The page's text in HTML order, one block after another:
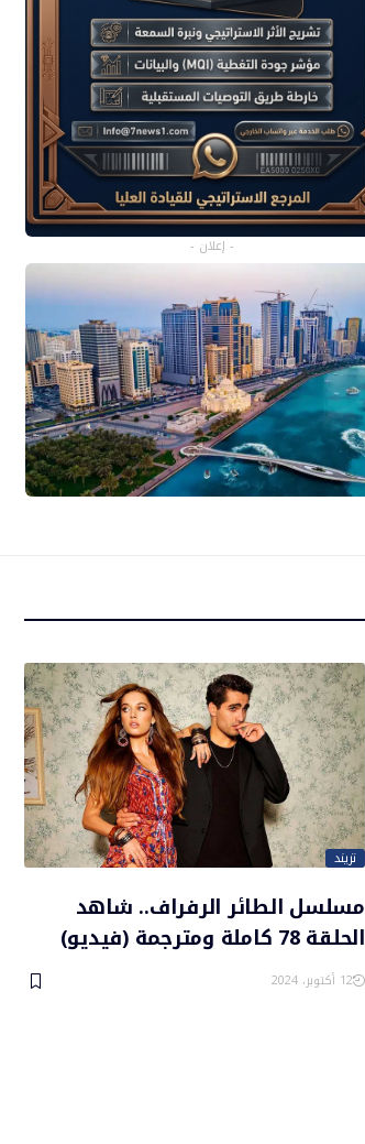
- إعلان -
تريند
مسلسل الطائر الرفراف.. شاهد
الحلقة 78 كاملة ومترجمة (فيديو)
12 أكتوبر، 2024